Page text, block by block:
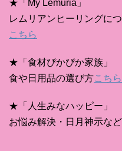
★「My Lemuria」
レムリアンヒーリングに
こちら
★「食材ぴかぴか家族」
食や日用品の選び方こちら
★「人生みなハッピー」
お悩み解決・日月神示など